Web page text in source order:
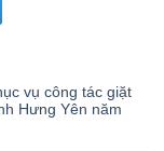
vụ công tác giặt
Hưng Yên năm